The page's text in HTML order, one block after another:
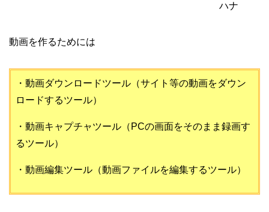
ハナ
動画を作るためには
・動画ダウンロードツール（サイト等の動画をダウン
ロードするツール）
・動画キャプチャツール（PCの画面をそのまま録画す
るツール）
・動画編集ツール（動画ファイルを編集するツール）